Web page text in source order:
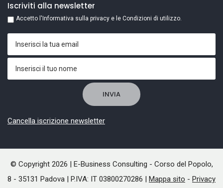
Iscriviti alla newsletter
Accetto l'Informativa sulla privacy e le Condizioni di utilizzo.
Cancella iscrizione newsletter
© Copyright 2026 | E-Business Consulting - Corso del Popolo,
8 - 35131 Padova | P.IVA: IT 03800270286 | Mappa sito - Privacy